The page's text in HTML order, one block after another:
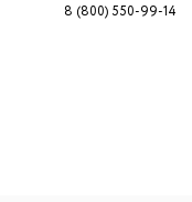
8 (800) 550-99-14